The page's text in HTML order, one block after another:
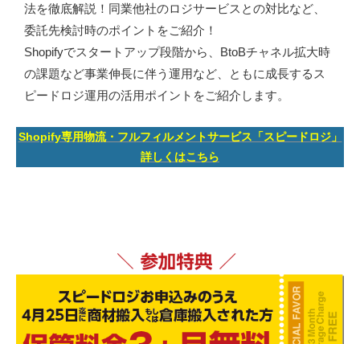
法を徹底解説！同業他社のロジサービスとの対比など、
委託先検討時のポイントをご紹介！
Shopifyでスタートアップ段階から、BtoBチャネル拡大時
の課題など事業伸長に伴う運用など、ともに成長するス
ピードロジ運用の活用ポイントをご紹介します。
Shopify専用物流・フルフィルメントサービス「スピードロジ」
詳しくはこちら